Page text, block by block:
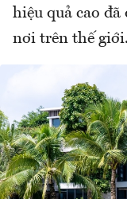
hiệu quả cao
nơi trên thế giới.